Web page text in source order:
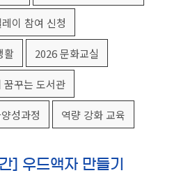
이 참여 신청
활 2026 문화교실
꿈꾸는 도서관
성과정 역량 강화 교육
] 우드액자 만들기